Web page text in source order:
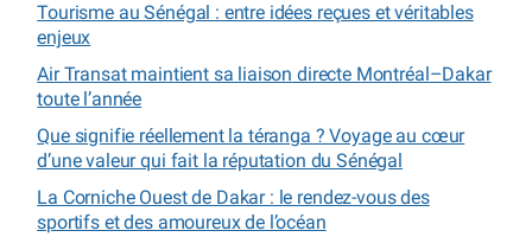
Tourisme au Sénégal : entre idées reçues et véritables
enjeux
Air Transat maintient sa liaison directe Montréal–Dakar
toute l’année
Que signifie réellement la téranga ? Voyage au cœur
d’une valeur qui fait la réputation du Sénégal
La Corniche Ouest de Dakar : le rendez-vous des
sportifs et des amoureux de l’océan